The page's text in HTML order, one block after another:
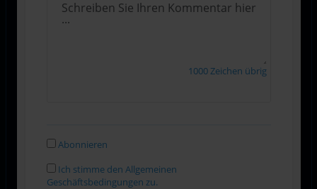
1000Zeichen übrig
Abonnieren
Ich stimme den Allgemeinen
Geschäftsbedingungen zu.